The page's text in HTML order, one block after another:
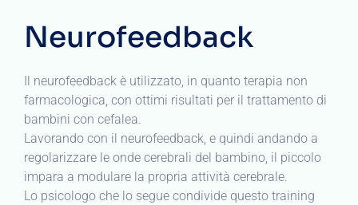
Neurofeedback
Il neurofeedback è utilizzato, in quanto terapia non
farmacologica, con ottimi risultati per il trattamento di
bambini con cefalea.
Lavorando con il neurofeedback, e quindi andando a
regolarizzare le onde cerebrali del bambino, il piccolo
impara a modulare la propria attività cerebrale.
Lo psicologo che lo segue condivide questo training